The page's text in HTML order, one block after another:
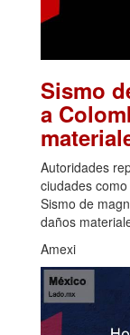
Sismo
a
Autoridades
ciudades
Sismo de
daños
Amexi